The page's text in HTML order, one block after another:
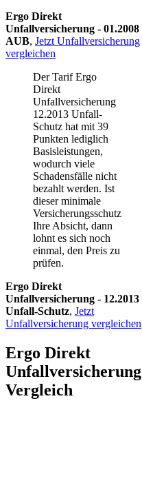
Ergo Direkt
Unfallversicherung - 01.2008
AUB, Jetzt Unfallversicherung
vergleichen
Der Tarif Ergo
Direkt
Unfallversicherung
12.2013 Unfall-
Schutz hat mit 39
Punkten lediglich
Basisleistungen,
wodurch viele
Schadensfälle nicht
bezahlt werden. Ist
dieser minimale
Versicherungsschutz
Ihre Absicht, dann
lohnt es sich noch
einmal, den Preis zu
prüfen.
Ergo Direkt
Unfallversicherung - 12.2013
Unfall-Schutz, Jetzt
Unfallversicherung vergleichen
Ergo Direkt
Unfallversicherung
Vergleich